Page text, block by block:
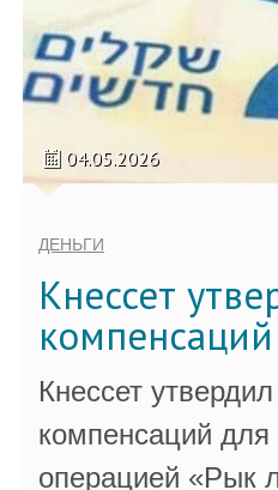
04.05.2026
ДЕНЬГИ
Кнессет
Кнессет
компенсаций для
операцией «Рык